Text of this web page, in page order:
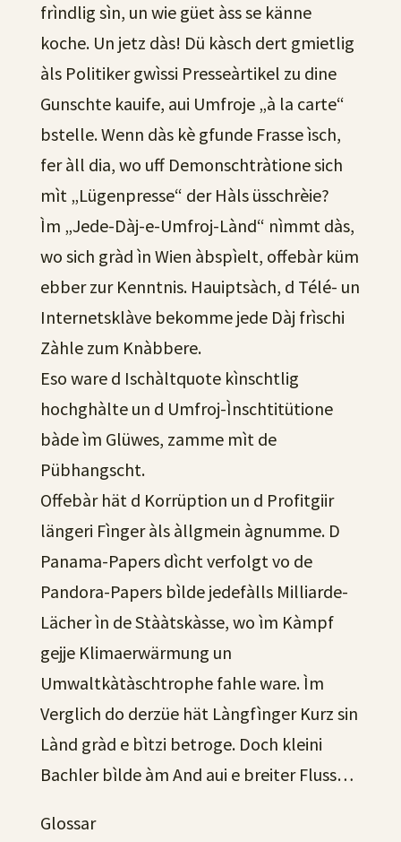
frìndlig sìn, un wie güet àss se känne
koche. Un jetz dàs! Dü kàsch dert gmietlig
àls Politiker gwìssi Presseàrtikel zu dine
Gunschte kauife, aui Umfroje „à la carte“
bstelle. Wenn dàs kè gfunde Frasse ìsch,
fer àll dia, wo uff Demonschtràtione sich
mìt „Lügenpresse“ der Hàls üsschrèie?
Ìm „Jede-Dàj-e-Umfroj-Lànd“ nìmmt dàs,
wo sich gràd ìn Wien àbspìelt, offebàr küm
ebber zur Kenntnis. Hauiptsàch, d Télé- un
Internetsklàve bekomme jede Dàj frìschi
Zàhle zum Knàbbere.
Eso ware d Ischàltquote kìnschtlig
hochghàlte un d Umfroj-Ìnschtitütione
bàde ìm Glüwes, zamme mìt de
Pübhangscht.
Offebàr hät d Korrüption un d Profitgiir
längeri Fìnger àls àllgmein àgnumme. D
Panama-Papers dìcht verfolgt vo de
Pandora-Papers bìlde jedefàlls Milliarde-
Lächer ìn de Stààtskàsse, wo ìm Kàmpf
gejje Klimaerwärmung un
Umwaltkàtàschtrophe fahle ware. Ìm
Verglich do derzüe hät Làngfìnger Kurz sin
Lànd gràd e bìtzi betroge. Doch kleini
Bachler bìlde àm And aui e breiter Fluss…
Glossar